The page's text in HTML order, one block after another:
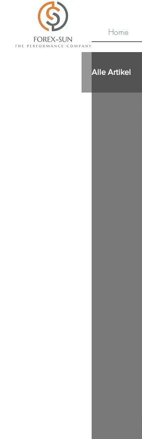
Home
Alle Artikel